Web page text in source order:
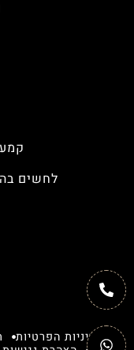
לחשים
מדיניות הפרטיות